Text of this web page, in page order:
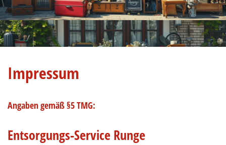
Impressum
Angaben gemäß §5 TMG:
Entsorgungs-Service Runge